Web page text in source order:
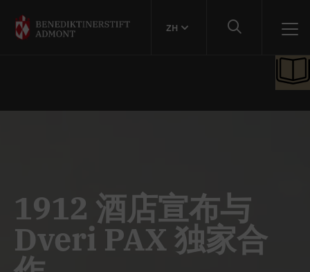
ZH
1912 酒店宣布与
Dveri PAX 独家合